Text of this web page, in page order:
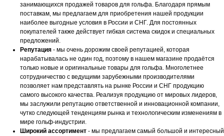
занимающихся продажей товаров для гольфа. Благодаря прямым
поставкам, мы предлагаем для приобретения нашей продукции
наиболее выгодные условия в России и СНГ. Для постоянных
покупателей также действует гибкая система скидок и специальных
предложений.
Репутация - мы очень дорожим своей репутацией, которая
нарабатывалась не один год, поэтому в нашем магазине продаётся
только новые и оригинальные товары для гольфа. Многолетнее
сотрудничество с ведущими зарубежными производителями
позволяет нам представлять на рынке России и СНГ продукцию
самого высокого качества. Реализуя продукцию от мировых лидеров,
мы заслужили репутацию ответственной и инновационной компании,
чутко следующей тенденциям рынка и технологическим изменениям в
мире гольф-индустрии.
Широкий ассортимент - мы предлагаем самый большой и интересный